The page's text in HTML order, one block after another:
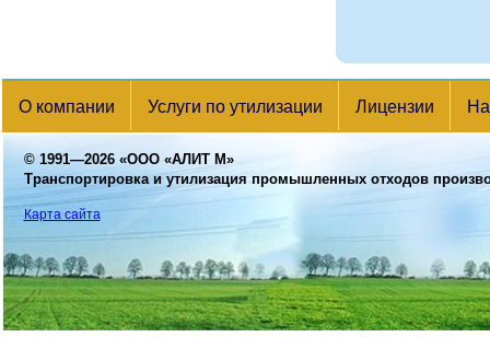
О компании Услуги по утилизации Лицензии
© 1991—2026 «ООО «АЛИТ М»
Транспортировка и утилизация промышленных отходов
Карта сайта